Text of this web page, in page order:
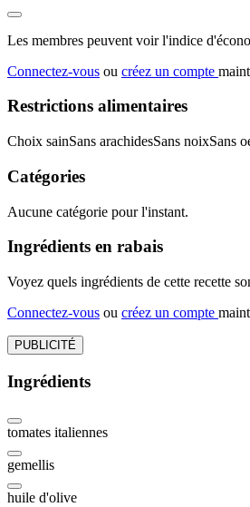
Les membres peuvent voir l'indice
Connectez-vous ou créez un compte
Restrictions alimentaires
Choix sainSans arachidesSans noixSans
Catégories
Aucune catégorie pour l'instant.
Ingrédients en rabais
Voyez quels ingrédients de cette recette
Connectez-vous ou créez un compte
PUBLICITÉ
Ingrédients
tomates italiennes
gemellis
huile d'olive